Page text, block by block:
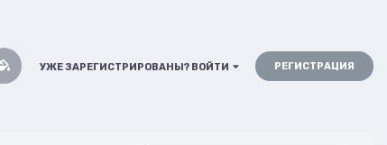
УЖЕ ЗАРЕГИСТРИРОВАНЫ? ВОЙТИ РЕГИСТРАЦИЯ